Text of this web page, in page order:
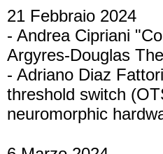
21 Febbraio 2024
- Andrea Cipriani
Argyres-Douglas
- Adriano Diaz
threshold switch
neuromorphic